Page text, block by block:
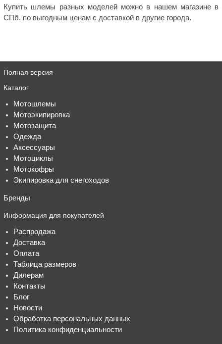
Купить шлемы разных моделей можно в нашем магазине в
СПб. по выгодным ценам с доставкой в другие города.
Полная версия
Каталог
Мотошлемы
Мотоэкипировка
Мотозащита
Одежда
Аксессуары
Мотоциклы
Мотокофры
Экипировка для снегоходов
Бренды
Информация для покупателей
Распродажа
Доставка
Оплата
Таблица размеров
Дилерам
Контакты
Блог
Новости
Обработка персональных данных
Политика конфиденциальности